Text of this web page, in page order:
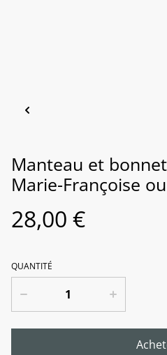
Manteau et
Marie-Françoise
28,00 €
QUANTITÉ